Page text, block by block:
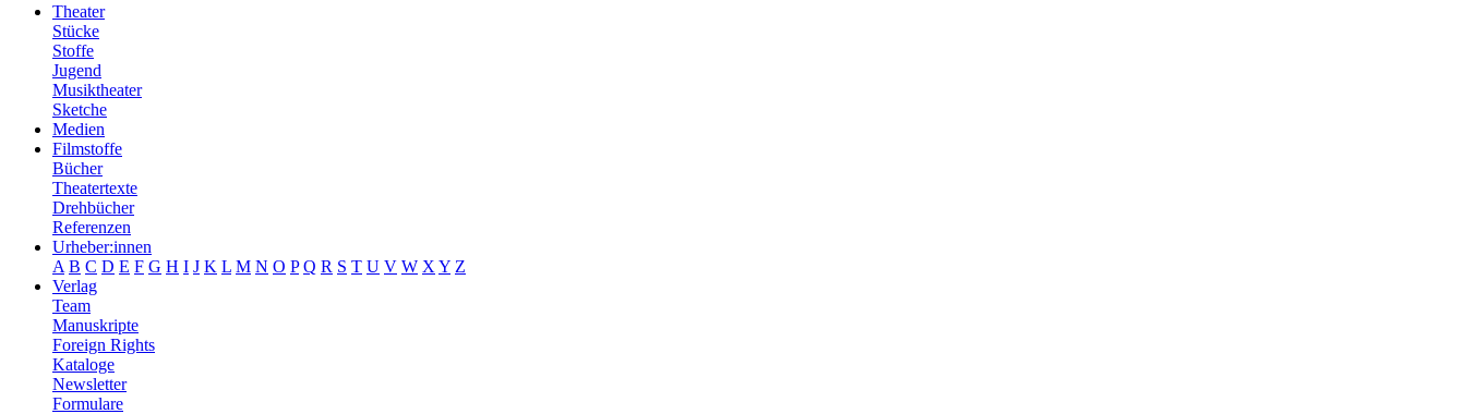
Theater
Stücke
Stoffe
Jugend
Musiktheater
Sketche
Medien
Filmstoffe
Bücher
Theatertexte
Drehbücher
Referenzen
Urheber:innen
A B C D E F G H I J K L M N O P Q R S T U V W X Y Z
Verlag
Team
Manuskripte
Foreign Rights
Kataloge
Newsletter
Formulare